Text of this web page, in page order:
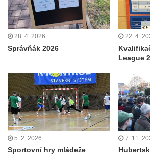
28. 4. 2026
Správňák 2026
22. 4.
League
5. 2. 2026
Sportovní hry mládeže
7. 11.